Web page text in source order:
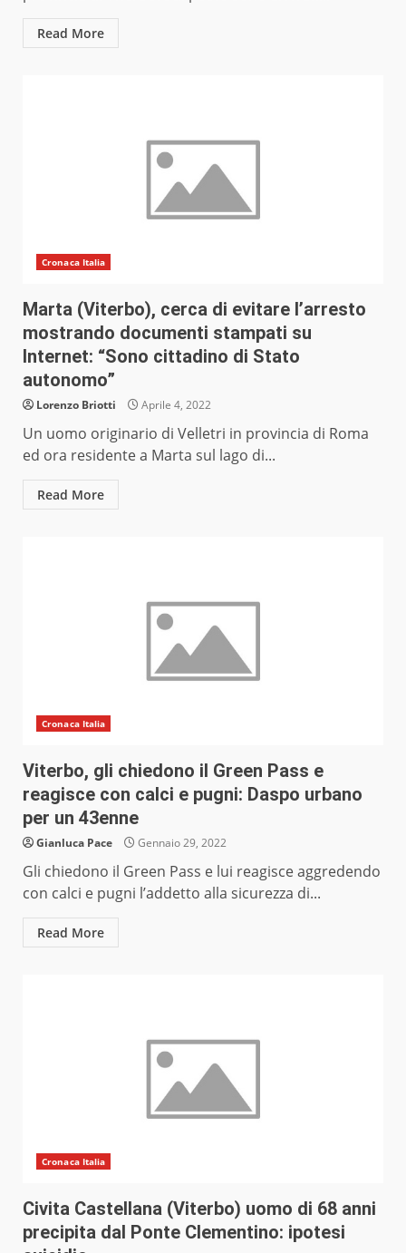
Read More
Cronaca Italia
Marta (Viterbo), cerca di evitare l’arresto
mostrando documenti stampati su
Internet: “Sono cittadino di Stato
autonomo”
Lorenzo Briotti Aprile 4, 2022
Un uomo originario di Velletri in provincia di Roma
ed ora residente a Marta sul lago di...
Read More
Cronaca Italia
Viterbo, gli chiedono il Green Pass e
reagisce con calci e pugni: Daspo urbano
per un 43enne
Gianluca Pace Gennaio 29, 2022
Gli chiedono il Green Pass e lui reagisce aggredendo
con calci e pugni l’addetto alla sicurezza di...
Read More
Cronaca Italia
Civita Castellana (Viterbo) uomo di 68 anni
precipita dal Ponte Clementino: ipotesi